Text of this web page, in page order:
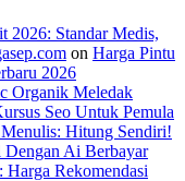
2026: Standar Medis,
on Harga Pintu
2026
Organik Meledak
Seo Untuk Pemula
Hitung Sendiri!
Ai Berbayar
Rekomendasi